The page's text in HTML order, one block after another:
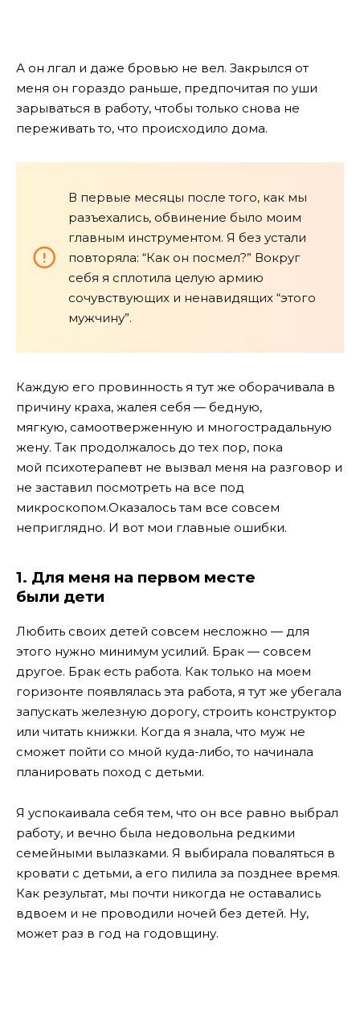
А он лгал и даже бровью не вел. Закрылся от
меня он гораздо раньше, предпочитая по уши
зарываться в работу, чтобы только снова не
переживать то, что происходило дома.
В первые месяцы после того, как мы
разъехались, обвинение было моим
главным инструментом. Я без устали
повторяла: “Как он посмел?” Вокруг
себя я сплотила целую армию
сочувствующих и ненавидящих “этого
мужчину”.
Каждую его провинность я тут же оборачивала в
причину краха, жалея себя — бедную,
мягкую, самоотверженную и многострадальную
жену. Так продолжалось до тех пор, пока
мой психотерапевт не вызвал меня на разговор и
не заставил посмотреть на все под
микроскопом.Оказалось там все совсем
неприглядно. И вот мои главные ошибки.
1. Для меня на первом месте
были дети
Любить своих детей совсем несложно — для
этого нужно минимум усилий. Брак — совсем
другое. Брак есть работа. Как только на моем
горизонте появлялась эта работа, я тут же убегала
запускать железную дорогу, строить конструктор
или читать книжки. Когда я знала, что муж не
сможет пойти со мной куда-либо, то начинала
планировать поход с детьми.
Я успокаивала себя тем, что он все равно выбрал
работу, и вечно была недовольна редкими
семейными вылазками. Я выбирала поваляться в
кровати с детьми, а его пилила за позднее время.
Как результат, мы почти никогда не оставались
вдвоем и не проводили ночей без детей. Ну,
может раз в год на годовщину.